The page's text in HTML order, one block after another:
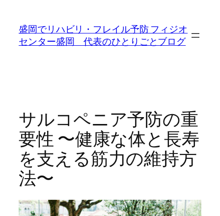
盛岡でリハビリ・フレイル予防 フィジオ
センター盛岡 代表のひとりごとブログ
サルコペニア予防の重
要性 〜健康な体と長寿
を支える筋力の維持方
法〜